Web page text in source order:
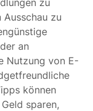
zu
zu
an
Nutzung von E-
können
sparen,